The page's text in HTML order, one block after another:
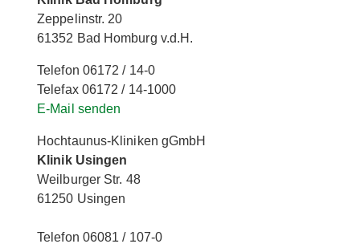
Zeppelinstr. 20
61352 Bad Homburg v.d.H.
Telefon 06172 / 14-0
Telefax 06172 / 14-1000
E-Mail senden
Hochtaunus-Kliniken gGmbH
Klinik Usingen
Weilburger Str. 48
61250 Usingen
Telefon 06081 / 107-0